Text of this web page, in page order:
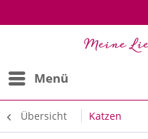
Menü
Übersicht Katzen